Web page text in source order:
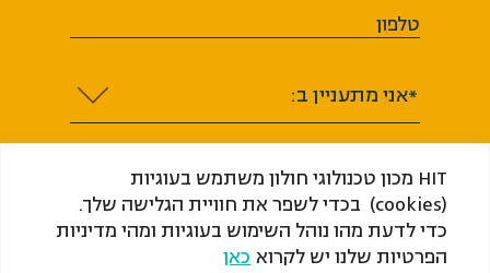
HIT מכון טכנולוגי חולון משתמש בעוגיות
(cookies) בכדי לשפר את חוויית הגלישה שלך.
כדי לדעת מהו נוהל השימוש בעוגיות ומהי מדיניות
הפרטיות שלנו יש לקרוא כאן
טלפון
*אני מתעניין ב: